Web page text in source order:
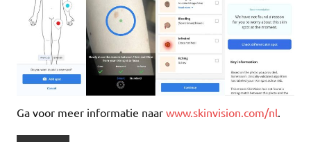
Ga voor meer informatie naar www.skinvision.com/nl.